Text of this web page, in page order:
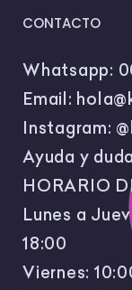
CONTACTO
Whatsapp:
Email:
Instagram:
Ayuda y
HORARIO
Lunes a
18:00
Viernes: